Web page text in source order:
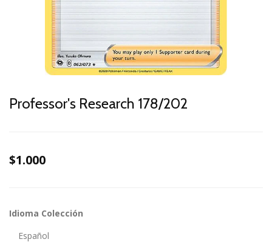
Professor's Research 178/202
$1.000
Idioma Colección
Español